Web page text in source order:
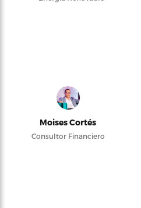
Moises Cortés
Consultor Financiero